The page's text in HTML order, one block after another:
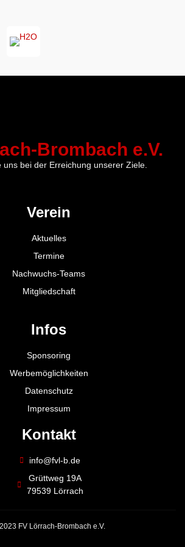
Brombach e.V.
uns bei der Erreichung unserer Ziele.
Verein
Aktuelles
Termine
Nachwuchs-Teams
Mitgliedschaft
Infos
Sponsoring
Werbemöglichkeiten
Datenschutz
Impressum
Kontakt
info@fvl-b.de
Grüttweg 19A
79539 Lörrach
FV Lörrach-Brombach e.V.